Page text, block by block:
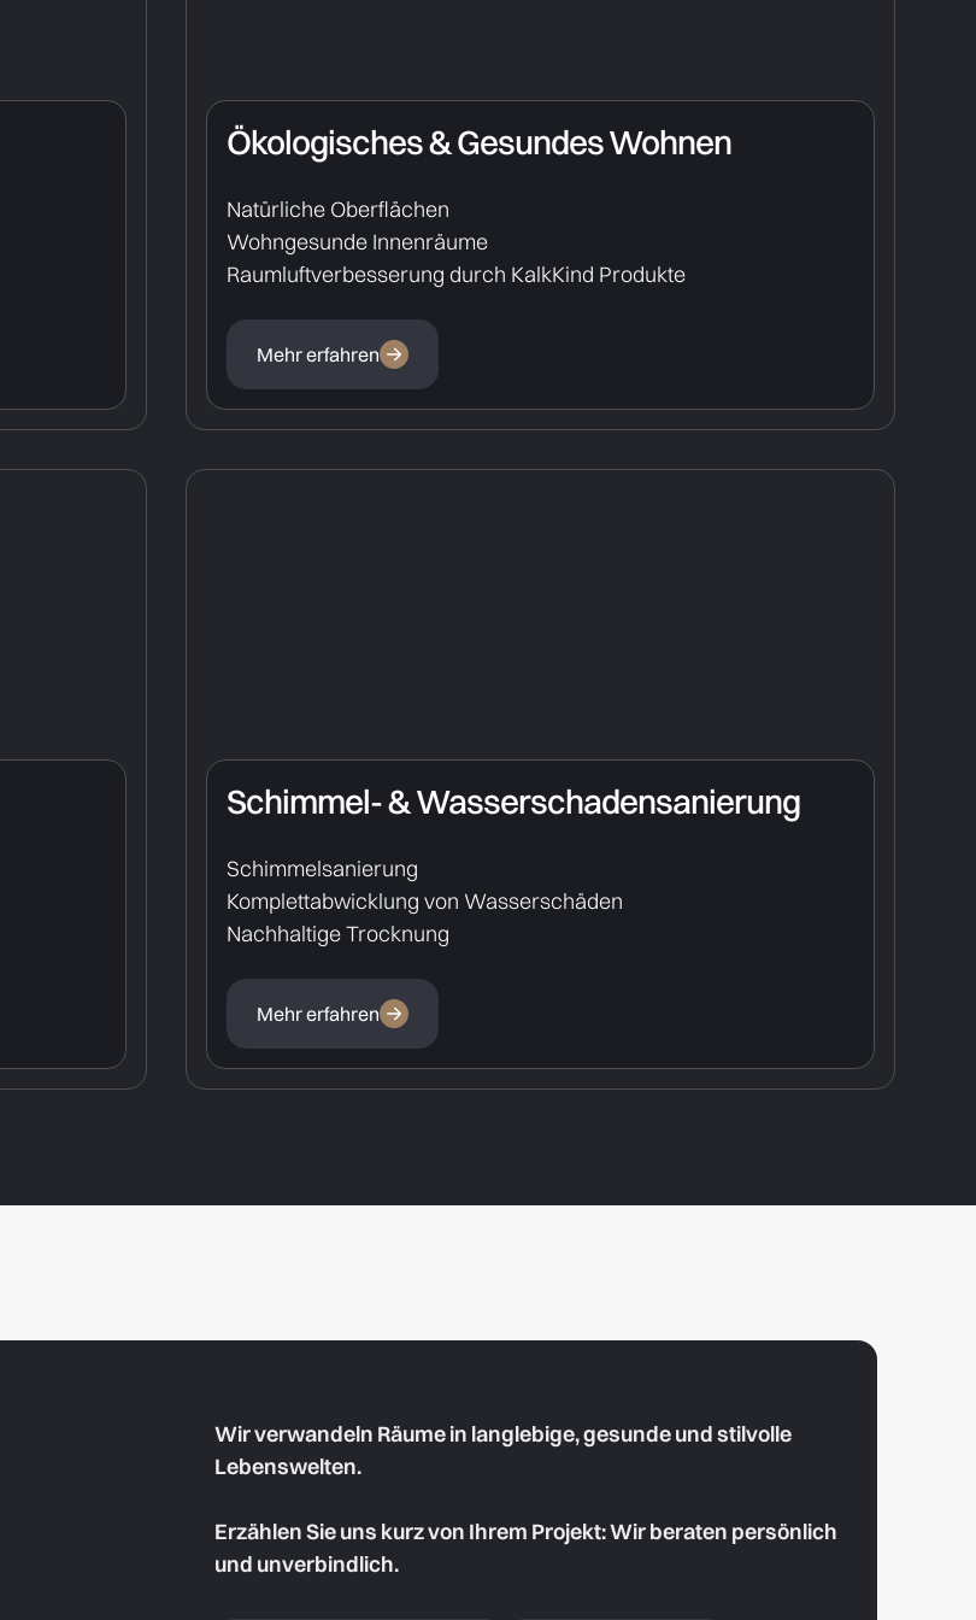
Ökologisches & Gesundes Wohnen
Natürliche Oberflächen
Wohngesunde Innenräume
Raumluftverbesserung durch KalkKind Produkte
Mehr erfahren
Schimmel- & Wasserschadensanierung
Schimmelsanierung
Komplettabwicklung von Wasserschäden
Nachhaltige Trocknung
Mehr erfahren
Wir verwandeln Räume in langlebige, gesunde und stilvolle
Lebenswelten.
Erzählen Sie uns kurz von Ihrem Projekt: Wir beraten persönlich
und unverbindlich.